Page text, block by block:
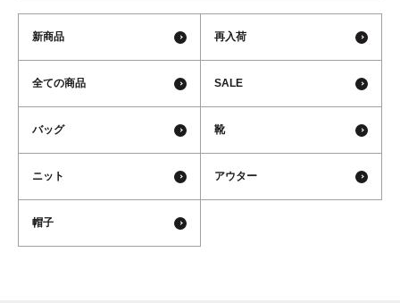
新商品 再入荷
全ての商品 SALE
バッグ 靴
ニット アウター
帽子